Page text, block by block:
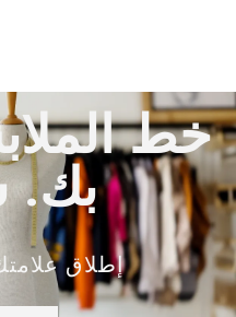
خط
بك.
إطلاق